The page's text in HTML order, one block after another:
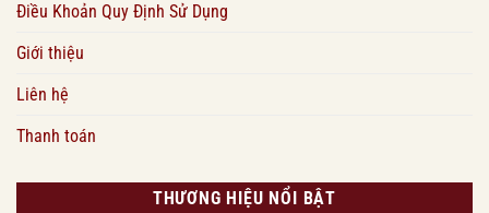
Điều Khoản Quy Định Sử Dụng
Giới thiệu
Liên hệ
Thanh toán
THƯƠNG HIỆU NỔI BẬT